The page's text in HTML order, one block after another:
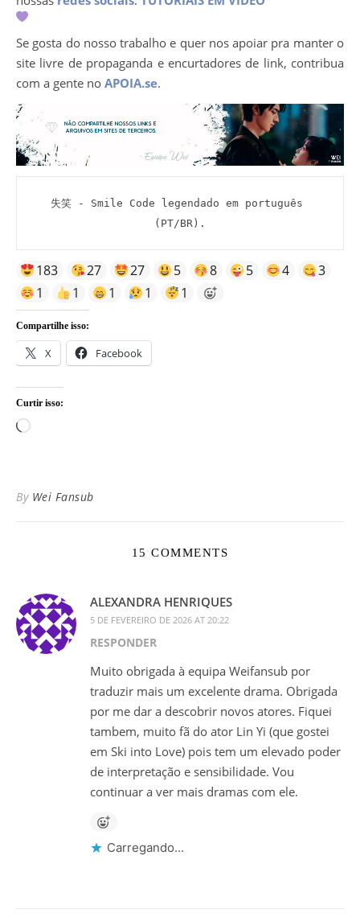
Se gosta do nosso trabalho e quer nos apoiar pra manter o
site livre de propaganda e encurtadores de link, contribua
com a gente no APOIA.se.
失笑 - Smile Code legendado em português
(PT/BR).
183 27 27 5 8 5 4
3
1
1 1 1 1
Compartilhe isso:
X Facebook
Curtir isso:
Carregando...
By Wei Fansub
15 COMMENTS
ALEXANDRA HENRIQUES
5 DE FEVEREIRO DE 2026 AT 20:22
RESPONDER
Muito obrigada à equipa Weifansub por
traduzir mais um excelente drama. Obrigada
por me dar a descobrir novos atores. Fiquei
tambem, muito fã do ator Lin Yi (que gostei
em Ski into Love) pois tem um elevado poder
de interpretação e sensibilidade. Vou
continuar a ver mais dramas com ele.
Carregando...